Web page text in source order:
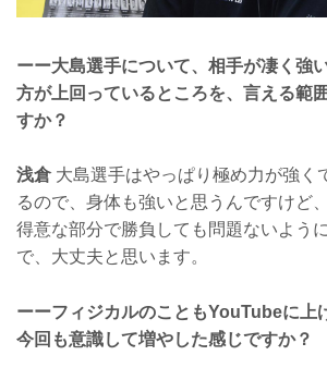
ーー大島選手について、相手が凄く強
方が上回っているところを、言える範
すか？
浅倉大島選手はやっぱり極め力が強く
るので、身体も強いと思うんですけど
得意な部分で勝負しても問題ないよう
で、大丈夫と思います。
ーーフィジカルのこともYouTubeに上
今回も意識して増やした感じですか？